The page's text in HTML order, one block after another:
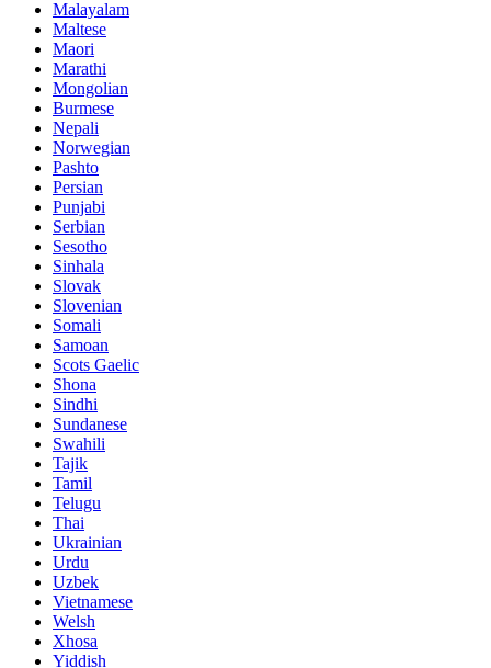
Malayalam
Maltese
Maori
Marathi
Mongolian
Burmese
Nepali
Norwegian
Pashto
Persian
Punjabi
Serbian
Sesotho
Sinhala
Slovak
Slovenian
Somali
Samoan
Scots Gaelic
Shona
Sindhi
Sundanese
Swahili
Tajik
Tamil
Telugu
Thai
Ukrainian
Urdu
Uzbek
Vietnamese
Welsh
Xhosa
Yiddish